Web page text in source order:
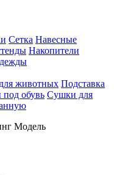
Сетка Навесные
Накопители
животных Подставка
под обувь Сушки для
Модель